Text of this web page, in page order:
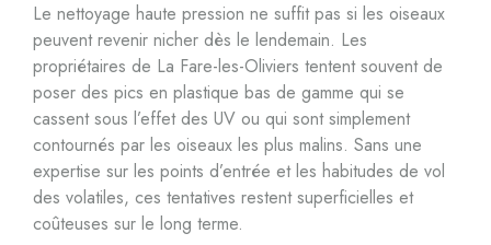
Le nettoyage haute pression ne suffit pas si les oiseaux
peuvent revenir nicher dès le lendemain. Les
propriétaires de La Fare-les-Oliviers tentent souvent de
poser des pics en plastique bas de gamme qui se
cassent sous l’effet des UV ou qui sont simplement
contournés par les oiseaux les plus malins. Sans une
expertise sur les points d’entrée et les habitudes de vol
des volatiles, ces tentatives restent superficielles et
coûteuses sur le long terme.